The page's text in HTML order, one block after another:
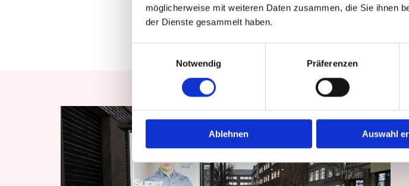
möglicherweise mit weiteren Daten zusammen, die Sie ihnen
der Dienste gesammelt haben.
Notwendig
Präferenzen
Ablehnen Auswahl